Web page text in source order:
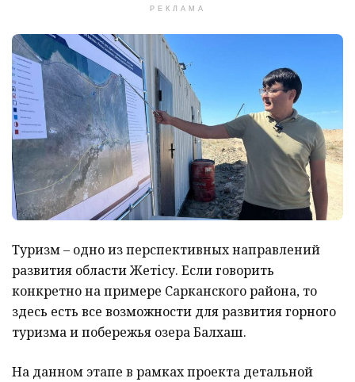
РЕКЛАМА
Туризм – одно из перспективных направлений
развития области Жетісу. Если говорить
конкретно на примере Сарканского района, то
здесь есть все возможности для развития горного
туризма и побережья озера Балхаш.
На данном этапе в рамках проекта детальной